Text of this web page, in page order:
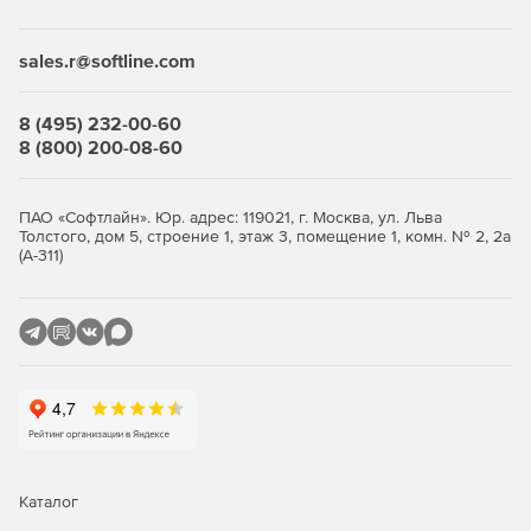
нужны, и не переплачивает за ненужные ему элементы
использовать.
Если необходимо обеспечить централизованное
управление защитой рабочих станций, требуется
лицензирование Центра управления Dr.Web Enterprise
нескольких компьютеров, до распределенных интранет-
администрирование защиты файловых серверов и
серверов приложений (включая терминальные серверы),
sales.r@softline.com
8 (495) 232-00-60
8 (800) 200-08-60
ПАО «Софтлайн». Юр. адрес: 119021, г. Москва, ул. Льва
Толстого, дом 5, строение 1, этаж 3, помещение 1, комн. № 2, 2а
(А-311)
Каталог